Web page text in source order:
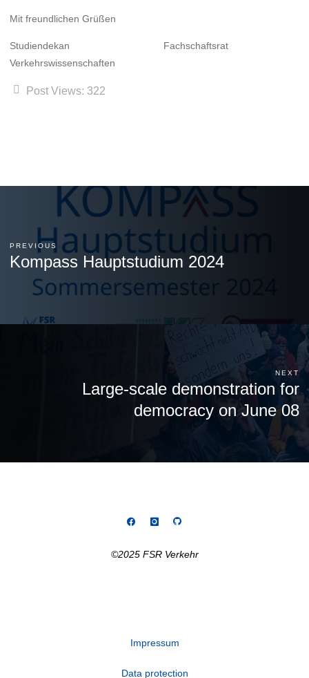
Mit freundlichen Grüßen
Studiendekan Fachschaftsrat
Verkehrswissenschaften
Post Views: 322
PREVIOUS
Kompass Hauptstudium 2024
NEXT
Large-scale demonstration for
democracy on June 08
©2025 FSR Verkehr
Impressum
Data protection